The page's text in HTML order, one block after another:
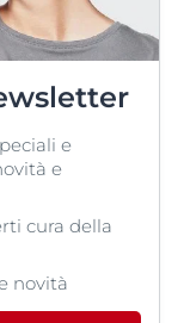
e
e
cura della
novità